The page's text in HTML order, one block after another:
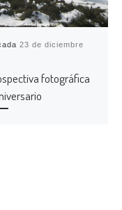
23 de diciembre
fotográfica